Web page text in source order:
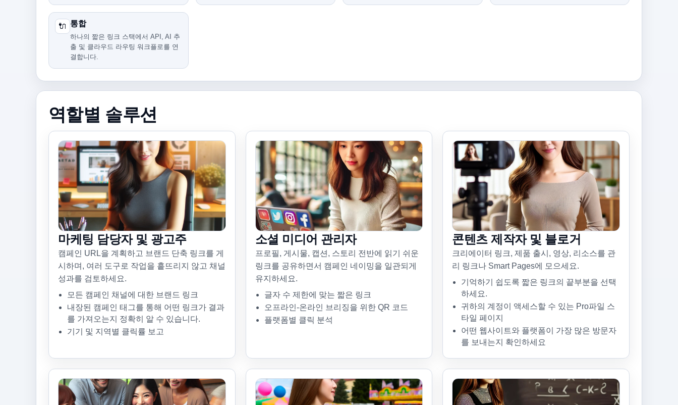
🔌 통합
하나의 짧은 링크 스택에서 API, AI 추
출 및 클라우드 라우팅 워크플로를 연
결합니다.
역할별 솔루션
마케팅 담당자 및 광고주
캠페인 URL을 계획하고 브랜드 단축 링크를 게
시하며, 여러 도구로 작업을 흩뜨리지 않고 채널
성과를 검토하세요.
모든 캠페인 채널에 대한 브랜드 링크
내장된 캠페인 태그를 통해 어떤 링크가 결과
를 가져오는지 정확히 알 수 있습니다.
기기 및 지역별 클릭률 보고
소셜 미디어 관리자
프로필, 게시물, 캡션, 스토리 전반에 읽기 쉬운
링크를 공유하면서 캠페인 네이밍을 일관되게
유지하세요.
글자 수 제한에 맞는 짧은 링크
오프라인-온라인 브리징을 위한 QR 코드
플랫폼별 클릭 분석
콘텐츠 제작자 및 블로거
크리에이터 링크, 제품 출시, 영상, 리소스를 관
리 링크나 Smart Pages에 모으세요.
기억하기 쉽도록 짧은 링크의 끝부분을 선택
하세요.
귀하의 계정이 액세스할 수 있는 Pro파일 스
타일 페이지
어떤 웹사이트와 플랫폼이 가장 많은 방문자
를 보내는지 확인하세요